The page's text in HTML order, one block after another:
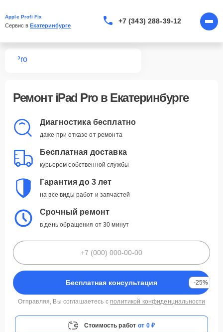
Apple Profi Fix
Сервис в Екатеринбурге
+7 (343) 288-39-12
Pro
Ремонт iPad Pro в Екатеринбурге
Диагностика бесплатно
даже при отказе от ремонта
Бесплатная доставка
курьером собственной службы
Гарантия до 3 лет
на все виды работ и запчастей
Срочный ремонт
в день обращения от 30 минут
Бесплатная консультация -25%
Отправляя, Вы соглашаетесь с политикой конфиденциальности
Стоимость работ от 0 ₽